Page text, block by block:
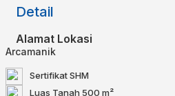
Detail
Alamat Lokasi
Arcamanik
SertifikatSHM
Luas Tanah 500 m²